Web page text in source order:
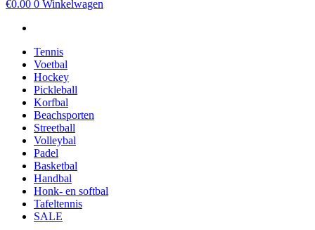
€0.00 0 Winkelwagen
Tennis
Voetbal
Hockey
Pickleball
Korfbal
Beachsporten
Streetball
Volleybal
Padel
Basketbal
Handbal
Honk- en softbal
Tafeltennis
SALE